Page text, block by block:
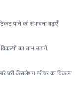
पाने की संभावना बढ़ाएँ
का लाभ उठायें
फ़्री कैंसलेशन फ़ीचर का विकल्प